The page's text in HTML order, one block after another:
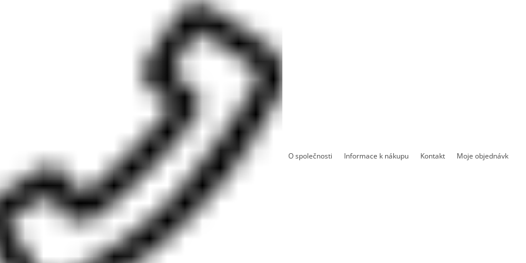
O společnosti Informace k nákupu Kontakt Moje objednávka